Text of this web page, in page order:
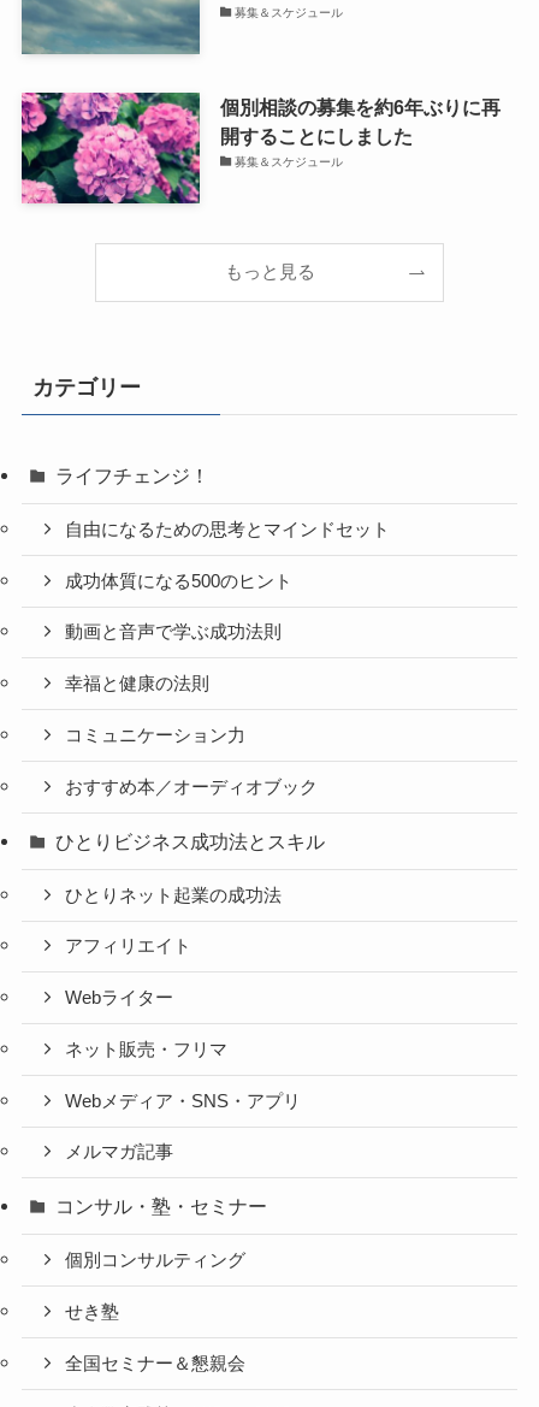
募集＆スケジュール
個別相談の募集を約6年ぶりに再
開することにしました
募集＆スケジュール
もっと見る
カテゴリー
ライフチェンジ！
自由になるための思考とマインドセット
成功体質になる500のヒント
動画と音声で学ぶ成功法則
幸福と健康の法則
コミュニケーション力
おすすめ本／オーディオブック
ひとりビジネス成功法とスキル
ひとりネット起業の成功法
アフィリエイト
Webライター
ネット販売・フリマ
Webメディア・SNS・アプリ
メルマガ記事
コンサル・塾・セミナー
個別コンサルティング
せき塾
全国セミナー＆懇親会